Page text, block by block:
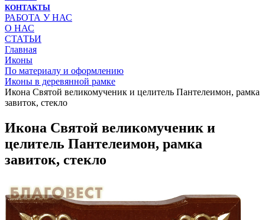
КОНТАКТЫ
РАБОТА У НАС
О НАС
СТАТЬИ
Главная
Иконы
По материалу и оформлению
Иконы в деревянной рамке
Икона Святой великомученик и целитель Пантелеимон, рамка
завиток, стекло
Икона Святой великомученик и
целитель Пантелеимон, рамка
завиток, стекло